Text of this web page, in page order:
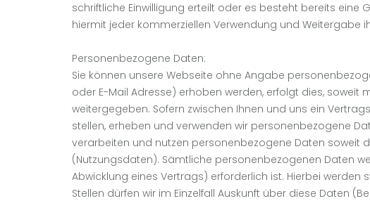
schriftliche Einwilligung erteilt oder es besteht bereits eine
hiermit jeder kommerziellen Verwendung und Weitergabe
Personenbezogene Daten:
Sie können unsere Webseite ohne Angabe
oder E-Mail Adresse) erhoben werden, erfolgt dies, soweit
weitergegeben. Sofern zwischen Ihnen und uns ein
stellen, erheben und verwenden wir personenbezogene
verarbeiten und nutzen personenbezogene Daten soweit
(Nutzungsdaten). Sämtliche personenbezogenen Daten
Abwicklung eines Vertrags) erforderlich ist. Hierbei
Stellen dürfen wir im Einzelfall Auskunft über diese Daten